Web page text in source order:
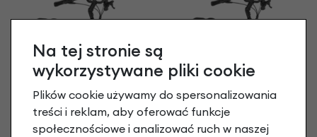
Na tej stronie są
wykorzystywane pliki cookie
Plików cookie używamy do spersonalizowania
treści i reklam, aby oferować funkcje
społecznościowe i analizować ruch w naszej